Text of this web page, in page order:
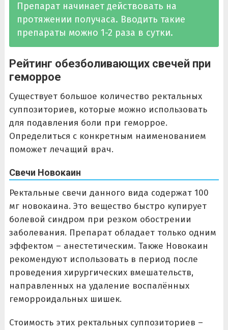
Препарат начинает действовать на
протяжении получаса. Вводить такие
препараты можно 1-2 раза в сутки.
Рейтинг обезболивающих свечей при
геморрое
Существует большое количество ректальных
суппозиториев, которые можно использовать
для подавления боли при геморрое.
Определиться с конкретным наименованием
поможет лечащий врач.
Свечи Новокаин
Ректальные свечи данного вида содержат 100
мг новокаина. Это вещество быстро купирует
болевой синдром при резком обострении
заболевания. Препарат обладает только одним
эффектом – анестетическим. Также Новокаин
рекомендуют использовать в период после
проведения хирургических вмешательств,
направленных на удаление воспалённых
геморроидальных шишек.
Стоимость этих ректальных суппозиториев –